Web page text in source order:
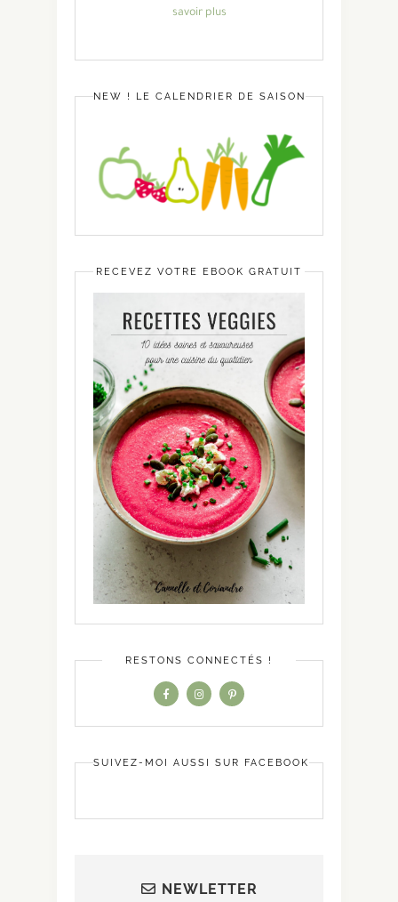
savoir plus
NEW ! LE CALENDRIER DE SAISON
RECEVEZ VOTRE EBOOK GRATUIT
RESTONS CONNECTÉS !
SUIVEZ-MOI AUSSI SUR FACEBOOK
NEWLETTER